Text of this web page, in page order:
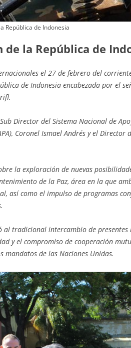
República de Indonesia
de la República de
el 27 de febrero del
de Indonesia encabezada por el
Director del Sistema Nacional de
Coronel Ismael Andrés y el Director
la exploración de nuevas
de la Paz, área en la que
así como el impulso de programas
tradicional intercambio de presentes
y el compromiso de cooperación
mandatos de las Naciones Unidas.